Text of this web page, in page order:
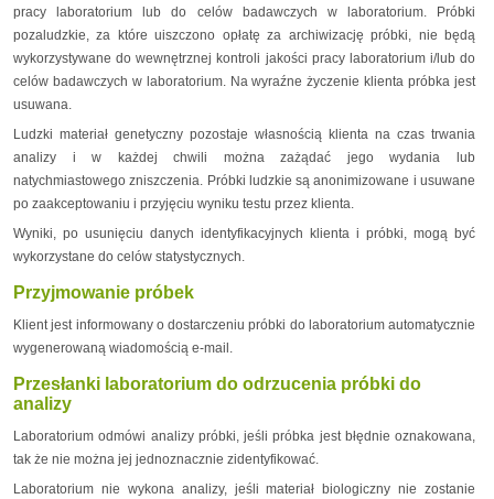
pracy laboratorium lub do celów badawczych w laboratorium. Próbki
pozaludzkie, za które uiszczono opłatę za archiwizację próbki, nie będą
wykorzystywane do wewnętrznej kontroli jakości pracy laboratorium i/lub do
celów badawczych w laboratorium. Na wyraźne życzenie klienta próbka jest
usuwana.
Ludzki materiał genetyczny pozostaje własnością klienta na czas trwania
analizy i w każdej chwili można zażądać jego wydania lub
natychmiastowego zniszczenia. Próbki ludzkie są anonimizowane i usuwane
po zaakceptowaniu i przyjęciu wyniku testu przez klienta.
Wyniki, po usunięciu danych identyfikacyjnych klienta i próbki, mogą być
wykorzystane do celów statystycznych.
Przyjmowanie próbek
Klient jest informowany o dostarczeniu próbki do laboratorium automatycznie
wygenerowaną wiadomością e-mail.
Przesłanki laboratorium do odrzucenia próbki do
analizy
Laboratorium odmówi analizy próbki, jeśli próbka jest błędnie oznakowana,
tak że nie można jej jednoznacznie zidentyfikować.
Laboratorium nie wykona analizy, jeśli materiał biologiczny nie zostanie